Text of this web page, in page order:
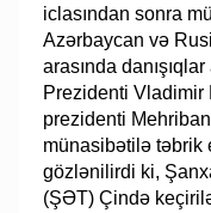
iclasından sonra
Azərbaycan və
arasında
Prezidenti Vladimir
prezidenti
münasibətilə təbrik
gözlənilirdi ki,
(ŞƏT) Çində